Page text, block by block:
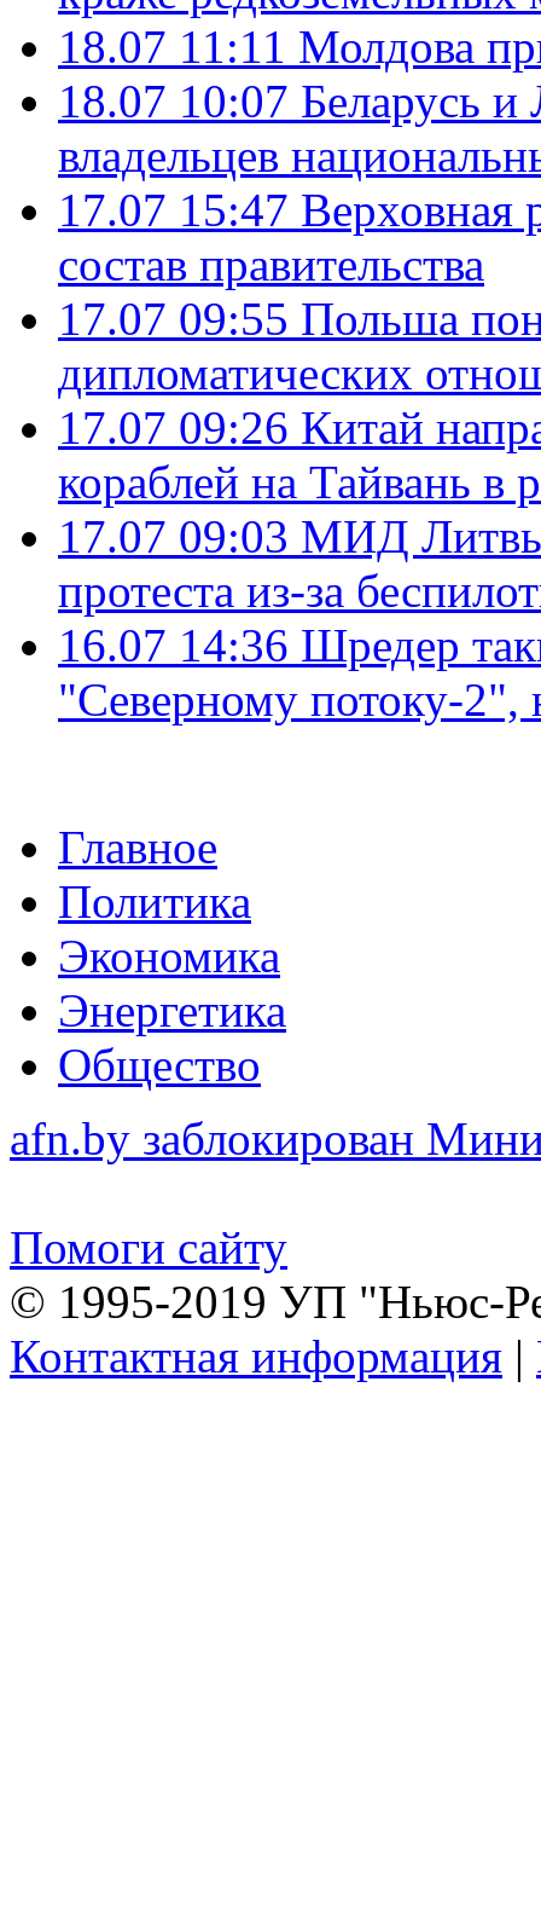
18.07 11:11 Молдова
18.07 10:07 Беларусь
владельцев
17.07 15:47 Верховная
состав правительства
17.07 09:55 Польша
дипломатических
17.07 09:26 Китай
кораблей на Тайвань в
17.07 09:03 МИД Литвы
протеста из-за
16.07 14:36 Шредер
"Северному потоку-2",
Главное
Политика
Экономика
Энергетика
Общество
afn.by заблокирован
Помоги сайту
© 1995-2019 УП "Ньюс-
Контактная информация |